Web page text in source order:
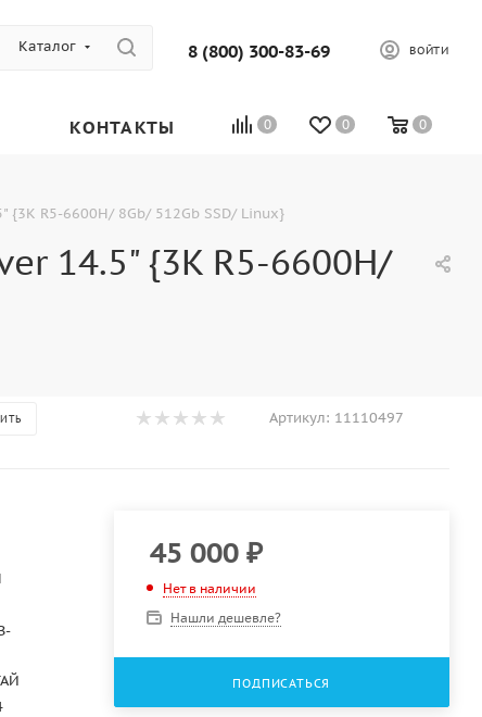
Каталог 8 (800) 300-83-69 ВОЙТИ
0 0 0
КОНТАКТЫ
{3K R5-6600H/ 8Gb/ 512Gb SSD/ Linux}
14.5" {3K R5-6600H/
Артикул: 11110497
45 000₽
Нет в наличии
Нашли дешевле?
ПОДПИСАТЬСЯ